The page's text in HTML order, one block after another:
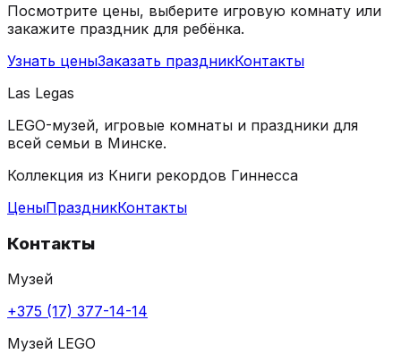
Посмотрите цены, выберите игровую комнату или
закажите праздник для ребёнка.
Узнать ценыЗаказать праздникКонтакты
Las Legas
LEGO-музей, игровые комнаты и праздники для
всей семьи в Минске.
Коллекция из Книги рекордов Гиннесса
ЦеныПраздникКонтакты
Контакты
Музей
+375 (17) 377-14-14
Музей LEGO